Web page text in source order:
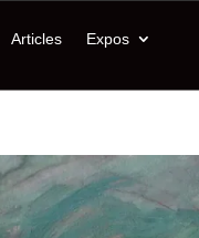
Articles Expos